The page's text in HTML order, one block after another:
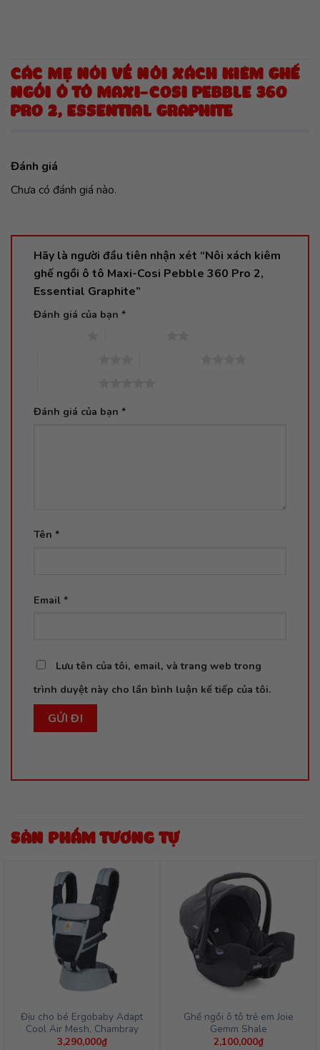
CÁC MẸ NÓI VỀ NÔI XÁCH KIÊM GHẾ
NGỒI Ô TÔ MAXI-COSI PEBBLE 360
PRO 2, ESSENTIAL GRAPHITE
Đánh giá
Chưa có đánh giá nào.
Hãy là người đầu tiên nhận xét “Nôi xách kiêm
ghế ngồi ô tô Maxi-Cosi Pebble 360 Pro 2,
Essential Graphite”
Đánh giá của bạn *
Đánh giá của bạn *
Tên *
Email *
Lưu tên của tôi, email, và trang web trong
trình duyệt này cho lần bình luận kế tiếp của tôi.
SẢN PHẨM TƯƠNG TỰ
Địu cho bé Ergobaby Adapt
Cool Air Mesh, Chambray
3,290,000₫
Ghế ngồi ô tô trẻ em Joie
Gemm Shale
2,100,000₫